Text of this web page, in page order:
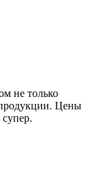
не только
Цены